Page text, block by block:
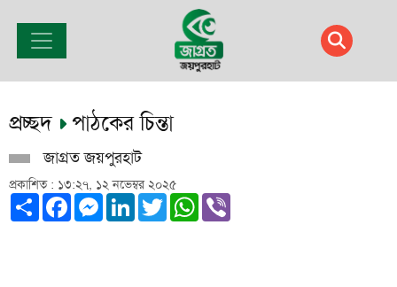
প্রচ্ছদ পাঠকের চিন্তা
জাগ্রত জয়পুরহাট
প্রকাশিত : ১৩:২৭, ১২ নভেম্বর ২০২৫
ShareFacebook
Messenger
LinkedIn
TwitterWhatsApp